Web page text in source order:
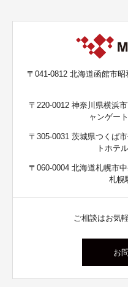
〒041-0812 北海道函館市
〒220-0012 神奈川県横浜
ャンゲー
〒305-0031 茨城県つくば
トホテ
〒060-0004 北海道札幌市
札幌
ご相談はお気
お